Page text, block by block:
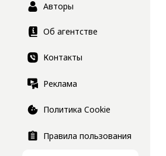
Авторы
Об агентстве
Контакты
Реклама
Политика Cookie
Правила пользования